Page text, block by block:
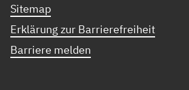
Sitemap
Erklärung zur Barrierefreiheit
Barriere melden